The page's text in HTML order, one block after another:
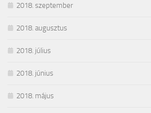
2018. szeptember
2018. augusztus
2018. július
2018. június
2018. május